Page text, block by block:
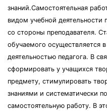
знаний.Самостоятельная
видом учебной деятельности
со стороны преподавателя.
обучаемого осуществляется
деятельностью педагога. В
сформировать у учащихся
предмету, стимулировать
знаниями и систематически
самостоятельную работу. В